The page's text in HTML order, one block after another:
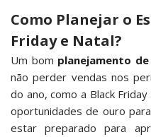
Como Planejar o
Friday e Natal?
Um bom planejamento
não perder vendas nos
do ano, como a Black
oportunidades de ouro
estar preparado para